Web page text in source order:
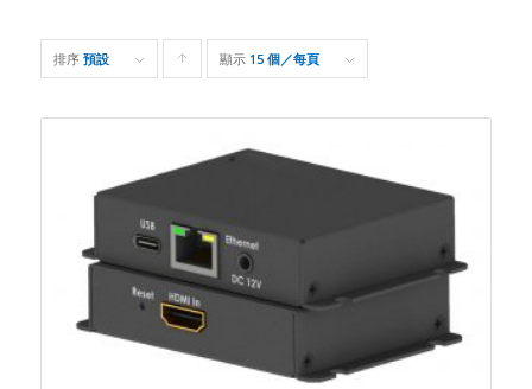
排序 預設 Click
products
顯示 15 個／每頁